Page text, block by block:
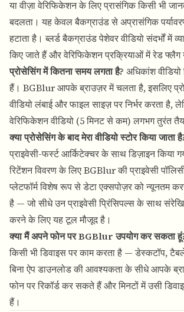
या वीज़ा वेरिफिकेशन के लिए प्रासंगिक किसी भी
बदलता। यह केवल बैकग्राउंड से अप्रासंगिक
हटाता है। ब्लर्ड बैकग्राउंड पेशेवर वीडियो संदर्भों में
किए जाते हैं और वेरिफिकेशन प्रक्रियाओं में रेड फ्लैग
प्रोसेसिंग में कितना समय लगता है? अधिकांश
हैं। BGBlur आपके ब्राउज़र में चलता है, इसलिए
वीडियो लंबाई और फाइल साइज़ पर निर्भर करता है,
वेरिफिकेशन वीडियो (5 मिनट से कम) लगभग तुरंत
क्या प्रोसेसिंग के बाद मेरा वीडियो स्टोर किया जाता
प्राइवेसी-फर्स्ट आर्किटेक्चर के साथ डिज़ाइन किया
रिटेंशन विवरण के लिएBGBlur की प्राइवेसी
प्लेटफॉर्म विशेष रूप से डेटा एक्सपोज़र को न्यूनतम
है — जो सीधे उन प्राइवेसी प्रिंसिपल्स के साथ
करने के लिए यह टूल मौजूद है।
क्या मैं अपने फोन पर BGBlur उपयोग कर सकता
किसी भी डिवाइस पर काम करता है — डेस्कटॉप,
बिना ऐप डाउनलोड की आवश्यकता के सीधे आपके
फोन पर रिकॉर्ड कर सकते हैं और मिनटों में उसी
हैं।